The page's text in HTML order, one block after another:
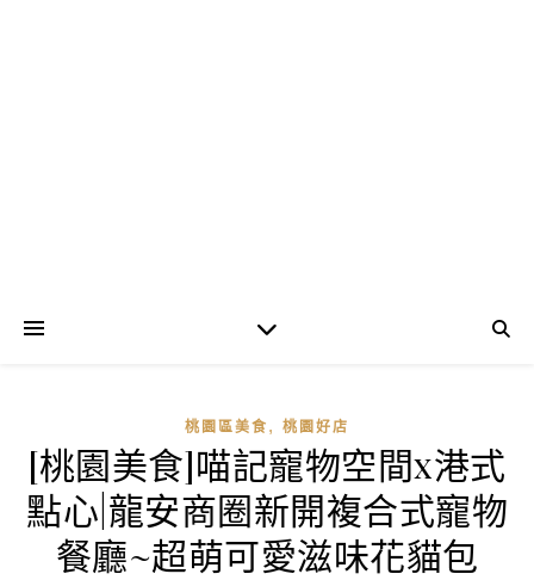
桃園區美食 , 桃園好店
[桃園美食]喵記寵物空間x港式
點心|龍安商圈新開複合式寵物
餐廳~超萌可愛滋味花貓包